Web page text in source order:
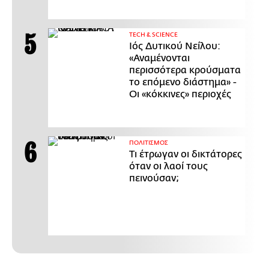
ΤECH & SCIENCE
Ιός Δυτικού Νείλου:
«Αναμένονται
περισσότερα κρούσματα
το επόμενο διάστημα» -
Οι «κόκκινες» περιοχές
ΠΟΛΙΤΙΣΜΟΣ
Τι έτρωγαν οι δικτάτορες
όταν οι λαοί τους
πεινούσαν;